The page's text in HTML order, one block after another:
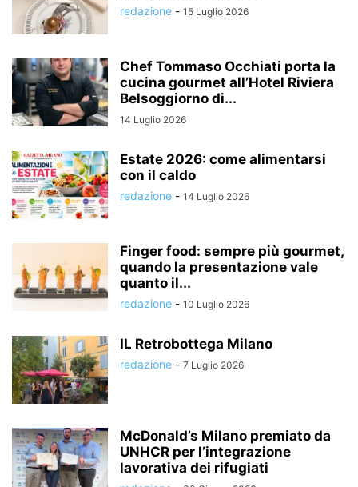
redazione - 15 Luglio 2026
Chef Tommaso Occhiati porta la
cucina gourmet all’Hotel Riviera
Belsoggiorno di...
14 Luglio 2026
Estate 2026: come alimentarsi
con il caldo
redazione - 14 Luglio 2026
Finger food: sempre più gourmet,
quando la presentazione vale
quanto il...
redazione - 10 Luglio 2026
IL Retrobottega Milano
redazione - 7 Luglio 2026
McDonald’s Milano premiato da
UNHCR per l’integrazione
lavorativa dei rifugiati